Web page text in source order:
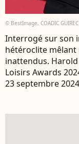
© BestImage, COADIC
Interrogé sur son
hétéroclite mêlant
inattendus.
Loisirs Awards
23 septembre